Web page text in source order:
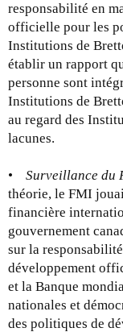
responsabilité en
officielle pour les
Institutions de
établir un rapport
personne sont
Institutions de
au regard des
lacunes.
• Surveillance du
théorie, le FMI
financière
gouvernement
sur la
développement
et la Banque
nationales et
des politiques de